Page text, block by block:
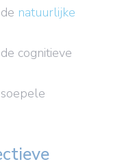
natuurlijke
cognitieve